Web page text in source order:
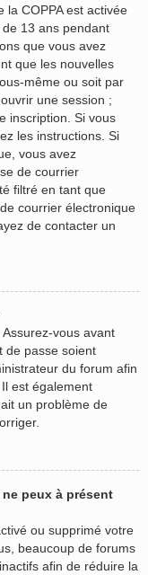
la COPPA est activée
13 ans pendant
que vous avez
que les nouvelles
même ou soit par
une session ;
inscription. Si vous
les instructions. Si
vous avez
de courrier
filtré en tant que
courrier électronique
de contacter un
vous avant
de passe soient
du forum afin
est également
un problème de
peux à présent
ou supprimé votre
beaucoup de forums
afin de réduire la